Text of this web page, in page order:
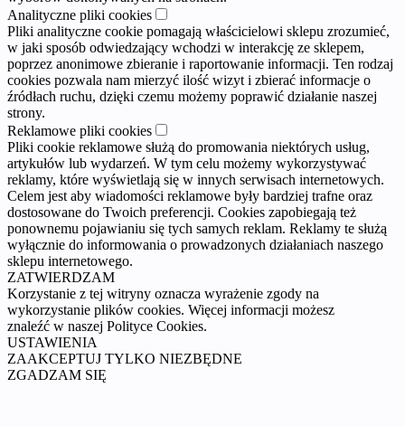
Analityczne pliki cookies
Pliki analityczne cookie pomagają właścicielowi sklepu zrozumieć,
w jaki sposób odwiedzający wchodzi w interakcję ze sklepem,
poprzez anonimowe zbieranie i raportowanie informacji. Ten rodzaj
cookies pozwala nam mierzyć ilość wizyt i zbierać informacje o
źródłach ruchu, dzięki czemu możemy poprawić działanie naszej
strony.
Reklamowe pliki cookies
Pliki cookie reklamowe służą do promowania niektórych usług,
artykułów lub wydarzeń. W tym celu możemy wykorzystywać
reklamy, które wyświetlają się w innych serwisach internetowych.
Celem jest aby wiadomości reklamowe były bardziej trafne oraz
dostosowane do Twoich preferencji. Cookies zapobiegają też
ponownemu pojawianiu się tych samych reklam. Reklamy te służą
wyłącznie do informowania o prowadzonych działaniach naszego
sklepu internetowego.
ZATWIERDZAM
Korzystanie z tej witryny oznacza wyrażenie zgody na
wykorzystanie plików cookies. Więcej informacji możesz
znaleźć w naszej Polityce Cookies.
USTAWIENIA
ZAAKCEPTUJ TYLKO NIEZBĘDNE
ZGADZAM SIĘ